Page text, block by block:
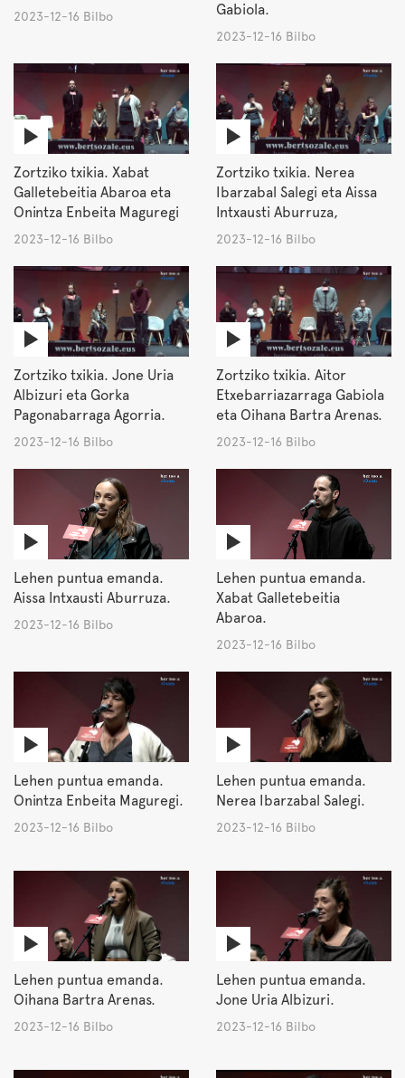
2023-12-16 Bilbo
Gabiola.
2023-12-16 Bilbo
Zortziko txikia. Xabat
Galletebeitia Abaroa eta
Onintza Enbeita Maguregi
2023-12-16 Bilbo
Zortziko txikia. Nerea
Ibarzabal Salegi eta Aissa
Intxausti Aburruza,
2023-12-16 Bilbo
Zortziko txikia. Jone Uria
Albizuri eta Gorka
Pagonabarraga Agorria.
2023-12-16 Bilbo
Zortziko txikia. Aitor
Etxebarriazarraga Gabiola
eta Oihana Bartra Arenas.
2023-12-16 Bilbo
Lehen puntua emanda.
Aissa Intxausti Aburruza.
2023-12-16 Bilbo
Lehen puntua emanda.
Xabat Galletebeitia
Abaroa.
2023-12-16 Bilbo
Lehen puntua emanda.
Onintza Enbeita Maguregi.
2023-12-16 Bilbo
Lehen puntua emanda.
Nerea Ibarzabal Salegi.
2023-12-16 Bilbo
Lehen puntua emanda.
Oihana Bartra Arenas.
2023-12-16 Bilbo
Lehen puntua emanda.
Jone Uria Albizuri.
2023-12-16 Bilbo